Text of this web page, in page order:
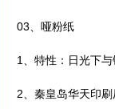
03、哑粉纸
1、特性：日光下
2、秦皇岛华天印